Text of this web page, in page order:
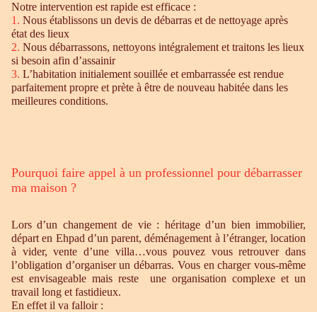
Notre intervention est rapide est efficace :
1. Nous établissons un devis de débarras et de nettoyage après
état des lieux
2. Nous débarrassons, nettoyons intégralement et traitons les lieux
si besoin afin d’assainir
3. L’habitation initialement souillée et embarrassée est rendue
parfaitement propre et prète à être de nouveau habitée dans les
meilleures conditions.
Pourquoi faire appel à un professionnel pour débarrasser
ma maison ?
Lors d’un changement de vie : héritage d’un bien immobilier,
départ en Ehpad d’un parent, déménagement à l’étranger, location
à vider, vente d’une villa…vous pouvez vous retrouver dans
l’obligation d’organiser un débarras. Vous en charger vous-même
est envisageable mais reste une organisation complexe et un
travail long et fastidieux.
En effet il va falloir :